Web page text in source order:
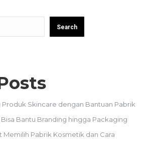
Search
Produk Skincare dengan Bantuan Pabrik
Bantu Branding hingga Packaging
Memilih Pabrik Kosmetik dan Cara